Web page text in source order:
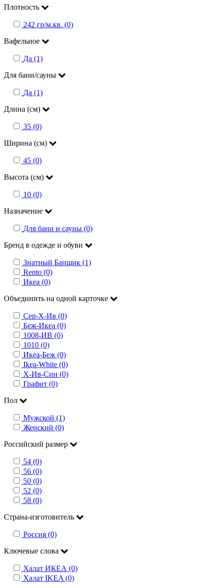
Плотность
242 гр/м.кв. (0)
Вафельное
Да (1)
Для бани/сауны
Да (1)
Длина (см)
35 (0)
Ширина (см)
45 (0)
Высота (см)
10 (0)
Назначение
Для бани и сауны (0)
Бренд в одежде и обуви
Знатный Банщик (1)
Rento (0)
Икеа (0)
Объединить на одной карточке
Сер-Х-Ив (0)
Беж-Икеа (0)
1008-ИВ (0)
1010 (0)
Икеа-Беж (0)
Ikea-White (0)
Х-Ив-Син (0)
Графит (0)
Пол
Мужской (1)
Женский (0)
Российский размер
54 (0)
56 (0)
50 (0)
52 (0)
58 (0)
Страна-изготовитель
Россия (0)
Ключевые слова
Халат ИКЕА (0)
Халат IKEA (0)